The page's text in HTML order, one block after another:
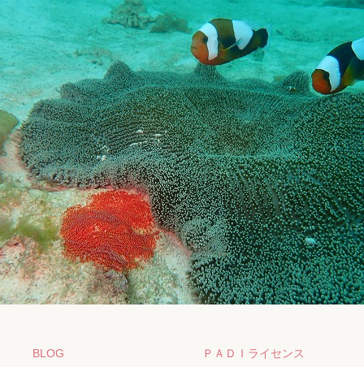
BLOG ＰＡＤＩライセンス